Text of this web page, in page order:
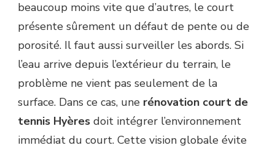
beaucoup moins vite que d’autres, le court
présente sûrement un défaut de pente ou de
porosité. Il faut aussi surveiller les abords. Si
l’eau arrive depuis l’extérieur du terrain, le
problème ne vient pas seulement de la
surface. Dans ce cas, une rénovation court de
tennis Hyères doit intégrer l’environnement
immédiat du court. Cette vision globale évite